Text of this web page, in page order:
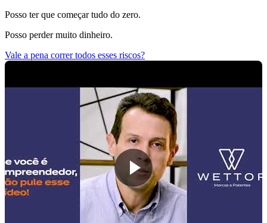
Posso ter que começar tudo do zero.
Posso perder muito dinheiro.
Vale a pena correr todos esses riscos?